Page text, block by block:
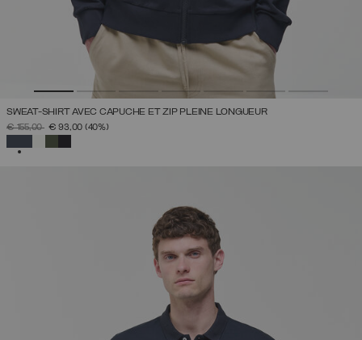
SWEAT-SHIRT AVEC CAPUCHE ET ZIP PLEINE LONGUEUR
PRIX RÉDUIT DE
€ 155,00À€ 93,00 (40%)